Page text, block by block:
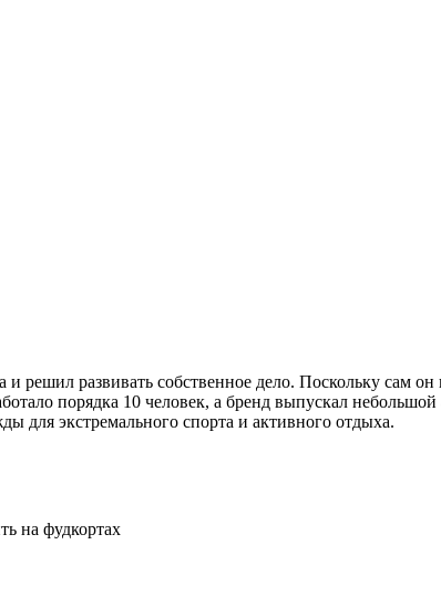
и решил развивать собственное дело. Поскольку сам
порядка 10 человек, а бренд выпускал
для экстремального спорта и активного отдыха.
на фудкортах